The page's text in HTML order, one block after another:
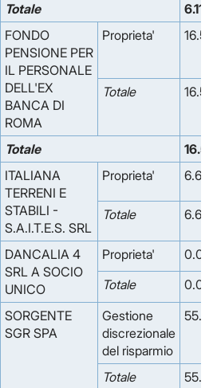
Totale
6.113
FONDO
PENSIONE PER
IL PERSONALE
DELL'EX
BANCA DI
ROMA
Proprieta'
Totale
Totale
ITALIANA
TERRENI E
STABILI -
S.A.I.T.E.S. SRL
Proprieta' 6.638
Totale 6.638
DANCALIA 4
SRL A SOCIO
UNICO
Proprieta'
Totale
SORGENTE
SGR SPA
Gestione
discrezionale
del risparmio
Totale